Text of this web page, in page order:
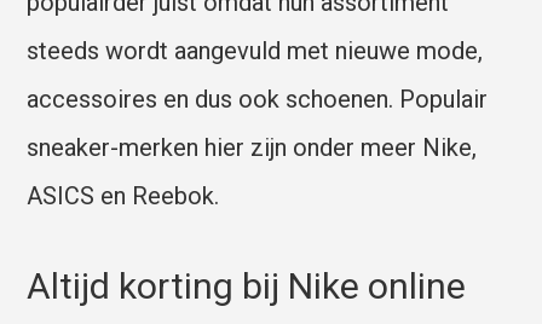
steeds wordt aangevuld met nieuwe mode,
accessoires en dus ook schoenen. Populair
sneaker-merken hier zijn onder meer Nike,
ASICS en Reebok.
Altijd korting bij Nike online